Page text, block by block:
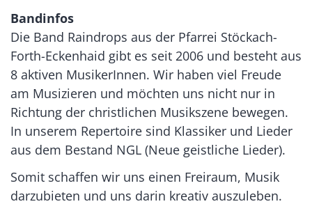
Bandinfos
Die Band Raindrops aus der Pfarrei Stöckach-
Forth-Eckenhaid gibt es seit 2006 und besteht aus
8 aktiven MusikerInnen. Wir haben viel Freude
am Musizieren und möchten uns nicht nur in
Richtung der christlichen Musikszene bewegen.
In unserem Repertoire sind Klassiker und Lieder
aus dem Bestand NGL (Neue geistliche Lieder).
Somit schaffen wir uns einen Freiraum, Musik
darzubieten und uns darin kreativ auszuleben.